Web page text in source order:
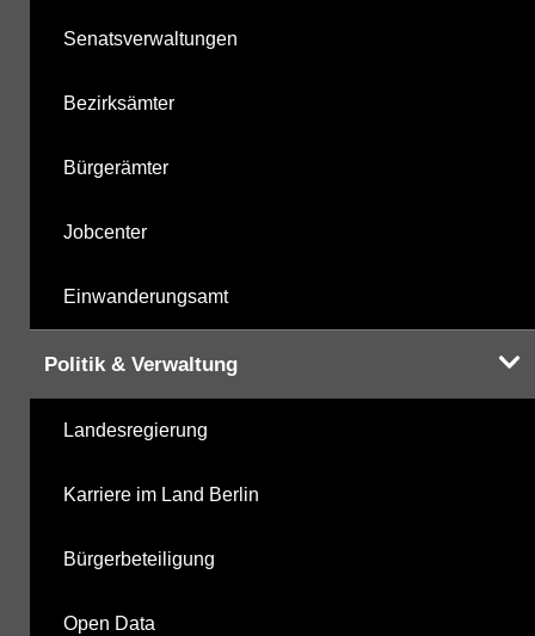
Senatsverwaltungen
Bezirksämter
Bürgerämter
Jobcenter
Einwanderungsamt
Politik & Verwaltung
Landesregierung
Karriere im Land Berlin
Bürgerbeteiligung
Open Data